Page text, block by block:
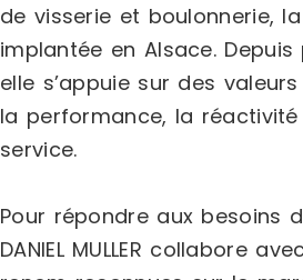
de visserie et boulonnerie,
implantée en Alsace.
elle s’appuie sur des
la performance, la
service.
Pour répondre aux besoins
DANIEL MULLER collabore